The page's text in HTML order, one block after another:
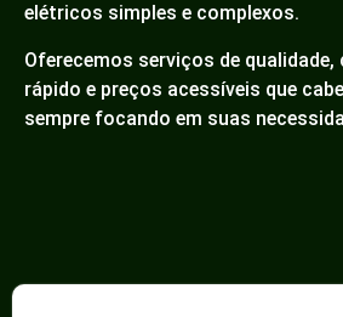
elétricos simples e complexos.
Oferecemos serviços de
rápido e preços acessíveis que
sempre focando em suas